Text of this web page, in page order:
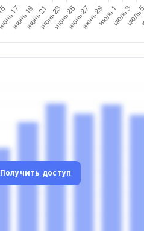
Получить доступ